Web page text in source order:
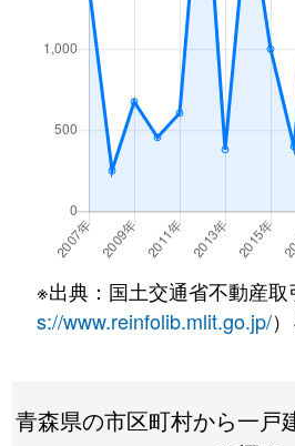
※出典：国土交通省不動産取
s://www.reinfolib.mlit.go.jp/
青森県の市区町村から一戸